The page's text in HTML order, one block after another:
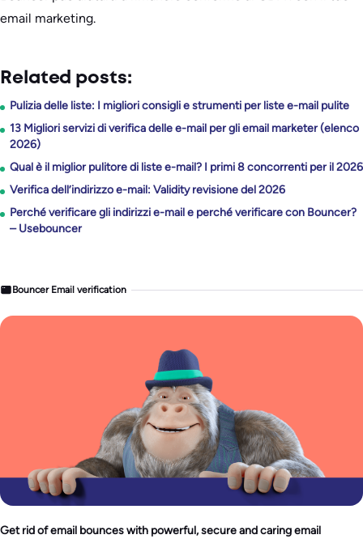
email marketing.
Related posts:
Pulizia delle liste: I migliori consigli e strumenti per liste e-mail pulite
13 Migliori servizi di verifica delle e-mail per gli email marketer (elenco
2026)
Qual è il miglior pulitore di liste e-mail? I primi 8 concorrenti per il 2026
Verifica dell’indirizzo e-mail: Validity revisione del 2026
Perché verificare gli indirizzi e-mail e perché verificare con Bouncer?
– Usebouncer
Bouncer Email verification
Get rid of email bounces with powerful, secure and caring email